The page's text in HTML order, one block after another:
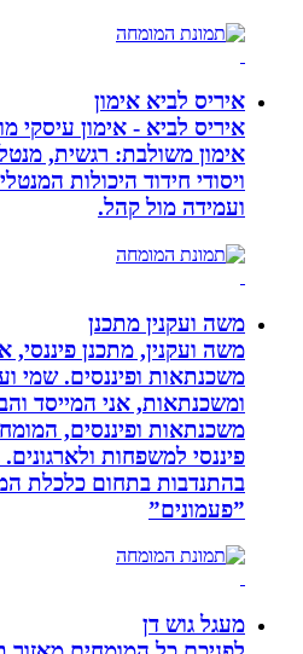
איריס לביא אימון
איריס לביא - אימון עיסקי
אימון משולבת: רגשית,
ויסודי חידוד היכולות
ועמידה מול קהל.
משה ועקנין מתכנן
משה ועקנין, מתכנן פיננסי,
משכנתאות ופיננסים. שמי
ומשכנתאות, אני המייסד
משכנתאות ופיננסים,
פיננסי למשפחות ולארגונים.
בהתנדבות בתחום כלכלת
”פעמונים”
מעגל גוש דן